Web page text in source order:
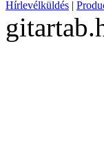
Hírlevélküldés |